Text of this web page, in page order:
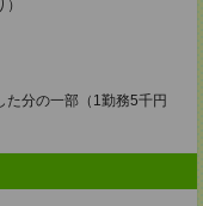
た分の一部（1勤務5千円